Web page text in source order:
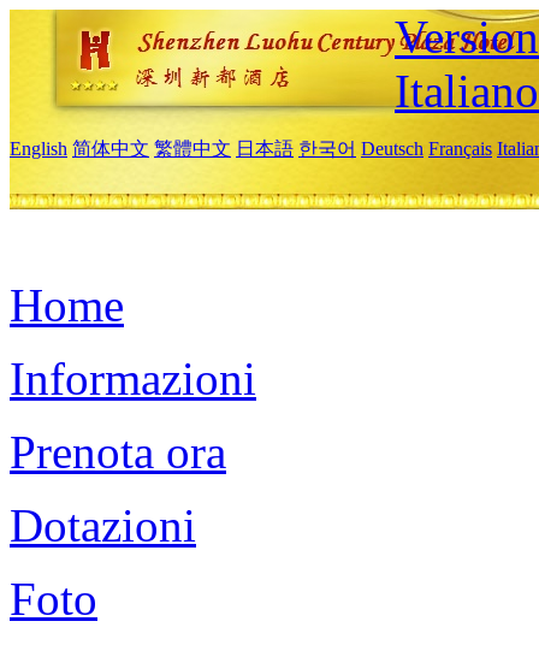
Italiano
English 简体中文 繁體中文 日本語 한국어 Deutsch Français
Home
Informazioni
Prenota ora
Dotazioni
Foto